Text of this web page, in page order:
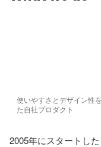
使いやすさとデザイン性
た自社プロダクト
2005年にスタートし